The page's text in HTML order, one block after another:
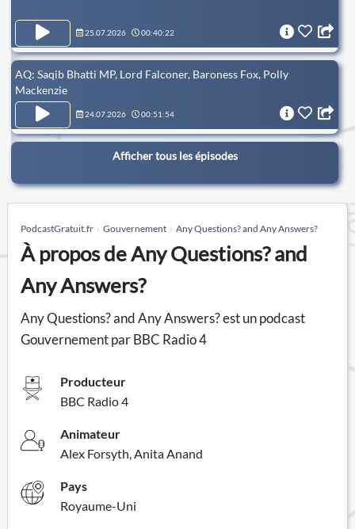
25.07.2026 00:40:22
AQ: Saqib Bhatti MP, Lord Falconer, Baroness Fox, Polly
Mackenzie
24.07.2026 00:51:54
Afficher tous les épisodes
PodcastGratuit.fr Gouvernement Any Questions? and Any Answers?
À propos de Any Questions? and
Any Answers?
Any Questions? and Any Answers? est un podcast
Gouvernement par BBC Radio 4
Producteur
BBC Radio 4
Animateur
Alex Forsyth, Anita Anand
Pays
Royaume-Uni